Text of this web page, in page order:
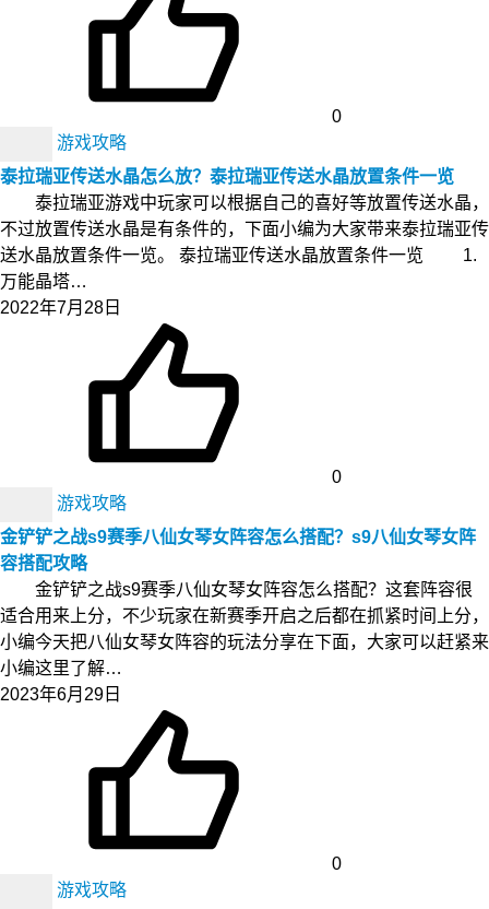
0
游戏攻略
泰拉瑞亚传送水晶怎么放？泰拉瑞亚传送水晶放置条件一览
泰拉瑞亚游戏中玩家可以根据自己的喜好等放置传送水晶，
不过放置传送水晶是有条件的，下面小编为大家带来泰拉瑞亚传
送水晶放置条件一览。 泰拉瑞亚传送水晶放置条件一览 1.
万能晶塔…
2022年7月28日
0
游戏攻略
金铲铲之战s9赛季八仙女琴女阵容怎么搭配？s9八仙女琴女阵
容搭配攻略
金铲铲之战s9赛季八仙女琴女阵容怎么搭配？这套阵容很
适合用来上分，不少玩家在新赛季开启之后都在抓紧时间上分，
小编今天把八仙女琴女阵容的玩法分享在下面，大家可以赶紧来
小编这里了解…
2023年6月29日
0
游戏攻略